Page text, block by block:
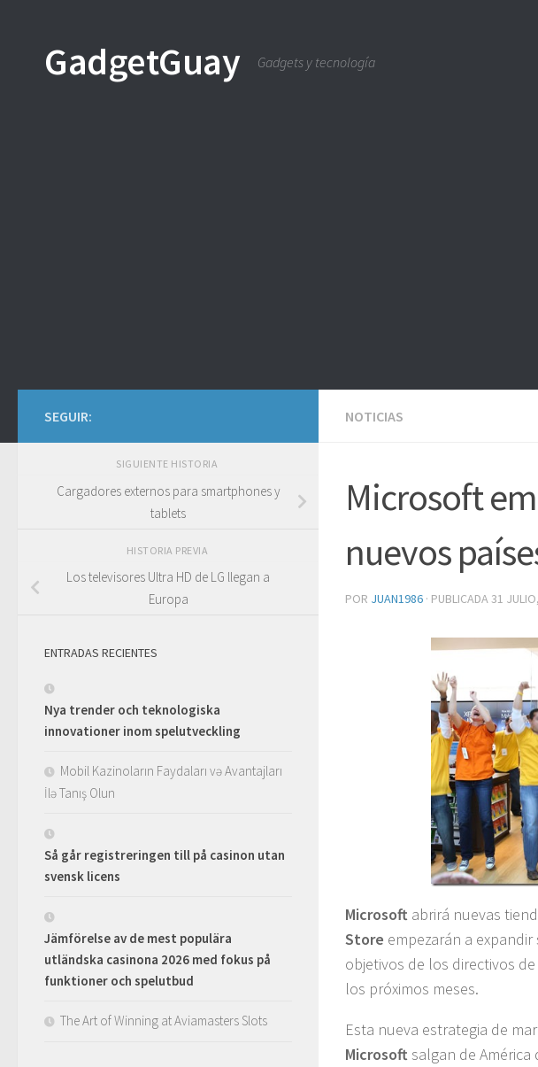
GadgetGuay Gadgets y tecnología
NOTICIAS
Microsoft
nuevos
POR JUAN1986 · PUBLICADA31
Microsoft abrirá nuevas
Store empezarán a
objetivos de los directivos
los próximos meses.
Esta nueva estrategia de
Microsoft salgan de
SEGUIR:
SIGUIENTE HISTORIA
Cargadores externos para smartphones y
tablets
HISTORIA PREVIA
Los televisores Ultra HD de LG llegan a
Europa
ENTRADAS RECIENTES
Nya trender och teknologiska
innovationer inom spelutveckling
Mobil Kazinoların Faydaları və Avantajları
İlə Tanış Olun
Så går registreringen till på casinon utan
svensk licens
Jämförelse av de mest populära
utländska casinona 2026 med fokus på
funktioner och spelutbud
The Art of Winning at Aviamasters Slots